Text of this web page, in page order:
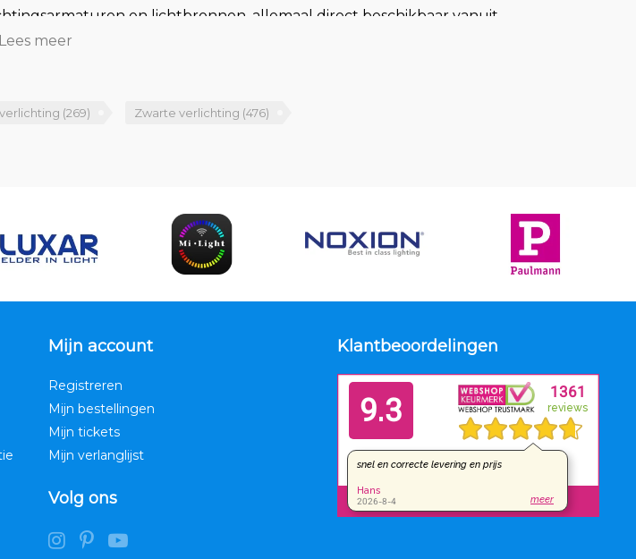
en lichtbronnen, allemaal direct beschikbaar vanuit
laagste prijsgarantie bieden we u de zekerheid van voordelige
verlichtingsproducten.
assortiment aan inbouwspots voor plafonds. Ook zijn we
Lees meer
(269) Zwarte verlichting (476)
Mijn account
Registreren
Mijn bestellingen
Mijn tickets
Mijn verlanglijst
Volg ons
Klantbeoordelingen